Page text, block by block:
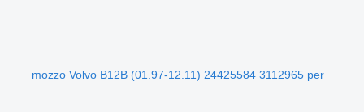
mozzo Volvo B12B (01.97-12.11) 24425584 3112965 per